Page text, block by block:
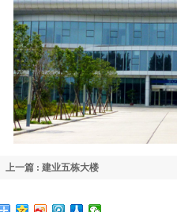
上一篇 : 建业五栋大楼